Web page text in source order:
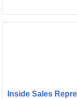
Inside Sales